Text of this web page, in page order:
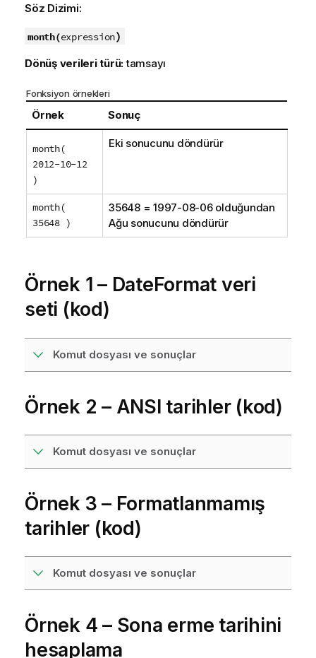
Söz Dizimi:
month(expression)
Dönüş verileri türü:tamsayı
Fonksiyon örnekleri
Örnek Sonuç
month(
2012-10-12
)
Eki sonucunu döndürür
month(
35648 )
35648 = 1997-08-06 olduğundan
Ağu sonucunu döndürür
Örnek 1 – DateFormat veri
seti (kod)
Komut dosyası ve sonuçlar
Örnek 2 – ANSI tarihler (kod)
Komut dosyası ve sonuçlar
Örnek 3 – Formatlanmamış
tarihler (kod)
Komut dosyası ve sonuçlar
Örnek 4 – Sona erme tarihini
hesaplama